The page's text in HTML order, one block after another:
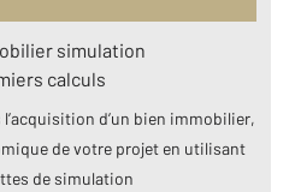
simulation
calculs
d’un bien immobilier,
de votre projet en utilisant
de simulation